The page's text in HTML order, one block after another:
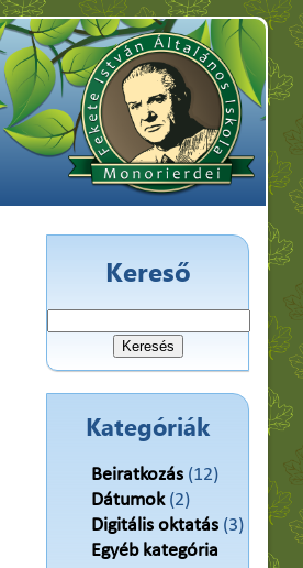
Kereső
Kategóriák
Beiratkozás (12)
Dátumok(2)
Digitális oktatás (3)
Egyéb kategória